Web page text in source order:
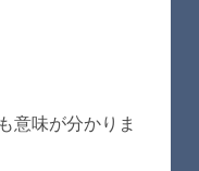
意味が分かりま